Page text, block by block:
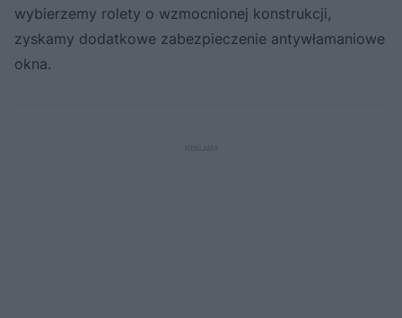
wybierzemy rolety o wzmocnionej konstrukcji,
zyskamy dodatkowe zabezpieczenie antywłamaniowe
okna.